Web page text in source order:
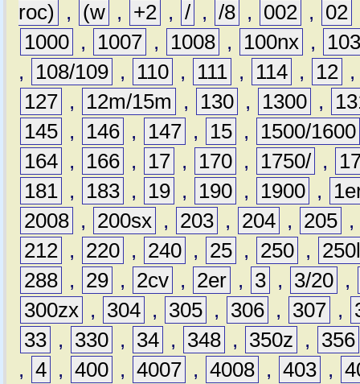
roc)
, (w , +2 , / , /8 , 002 , 02
1000 , 1007 , 1008 , 100nx ,
,
108/109 , 110 , 111 , 114 , 12
127 , 12m/15m , 130 , 1300 ,
145 , 146 , 147 , 15 ,
1500/1600
164 , 166 , 17 , 170 , 1750/ ,
181 , 183 , 19 , 190 , 1900 ,
2008 , 200sx , 203 , 204 , 205 ,
212 , 220 , 240 , 25 , 250 ,
288 , 29 , 2cv , 2er , 3 , 3/20 ,
300zx , 304 , 305 , 306 , 307 ,
33 , 330 , 34 , 348 , 350z ,
356
, 4 , 400 , 4007 , 4008 , 403 ,